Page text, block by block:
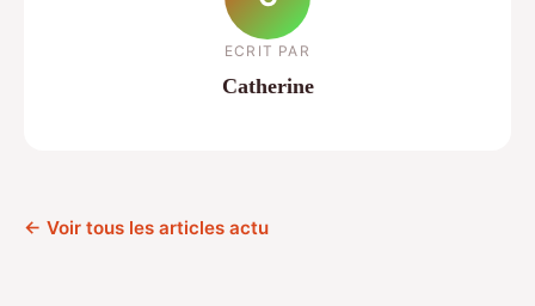
ECRIT PAR
Catherine
← Voir tous les articles actu